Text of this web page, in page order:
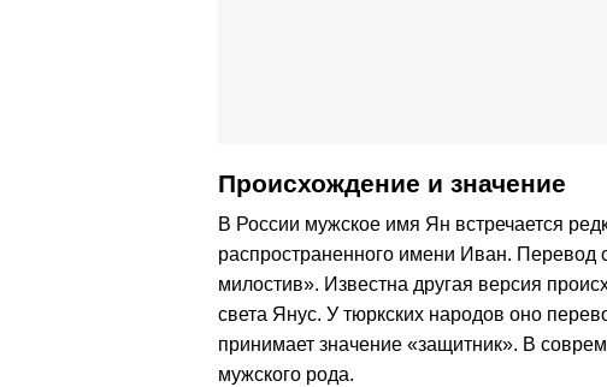
Происхождение и значение
В России мужское имя Ян встречается
распространенного имени Иван. Перевод
милостив». Известна другая версия
света Янус. У тюркских народов оно
принимает значение «защитник». В
мужского рода.